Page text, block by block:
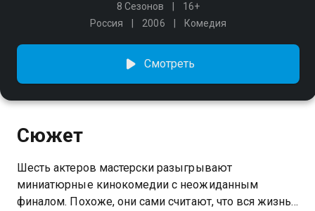
8 Сезонов
16+
Россия
2006 Комедия
Смотреть
Сюжет
Шесть актеров мастерски разыгрывают
миниатюрные кинокомедии с неожиданным
финалом. Похоже, они сами считают, что вся жизнь